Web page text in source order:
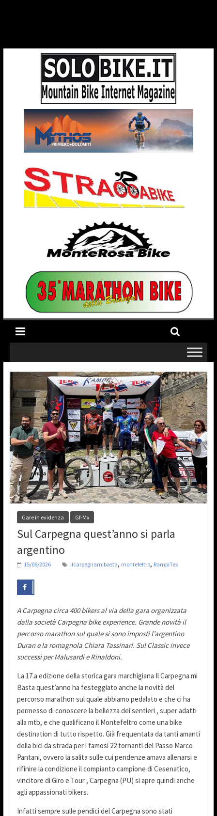
Gare in evidenza Gf-Mx
Sul Carpegna quest’anno si parla
argentino
15/06/2026 ilcarpegnamibasta, montefeltro, RampiTek
A Carpegna circa 400 bikers al via della gara organizzata
dalla società Carpegna bike experience. Grande novità il
percorso marathon sul quale si sono imposti l’argentino
Duran e la romagnola Chiara Tassinari. Sul Classic invece
successi per Malusardi e Rinaldoni.
La 17.a edizione della storica gara marchigiana Il Carpegna mi
Basta quest’anno ha festeggiato anche la novità del
percorso marathon sul quale abbiamo pedalato e che ci ha
permesso di conoscere la bellezza dei sentieri , super adatti
alla mtb, e che qualificano il Montefeltro come una bike
destination di tutto rispetto. Già frequentata da tanti amanti
della bici da strada per i famosi 22 tornanti del Passo Marco
Pantani, ovvero la salita sulle cui pendenze amava allenarsi e
rifinire la condizione il compianto campione di Cesenatico,
vincitore di Giro e Tour , Carpegna (PU) si apre quindi anche
agli appassionati bikers.
Infatti sempre sulle pendici del Carpegna sono stati